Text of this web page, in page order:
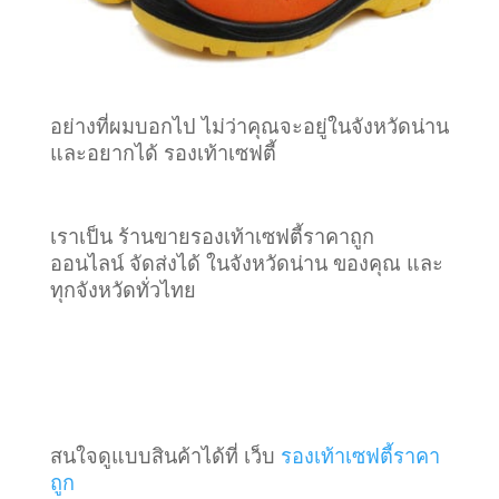
อย่างที่ผมบอกไป ไม่ว่าคุณจะอยู่ในจังหวัดน่าน
และอยากได้ รองเท้าเซฟตี้
เราเป็น ร้านขายรองเท้าเซฟตี้ราคาถูก
ออนไลน์ จัดส่งได้ ในจังหวัดน่าน ของคุณ และ
ทุกจังหวัดทั่วไทย
สนใจดูแบบสินค้าได้ที่ เว็บ รองเท้าเซฟตี้ราคา
ถูก